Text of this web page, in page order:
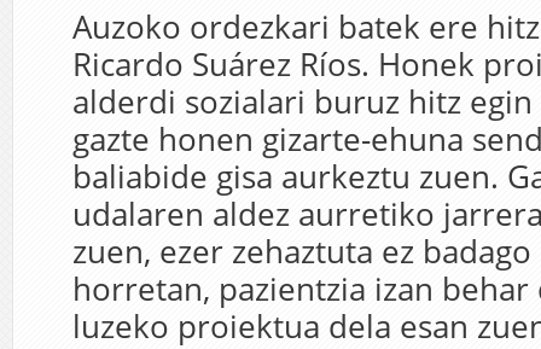
Auzoko ordezkari batek ere
Ricardo Suárez Ríos. Honek
alderdi sozialari buruz hitz egin
gazte honen gizarte-ehuna
baliabide gisa aurkeztu zuen.
udalaren aldez aurretiko
zuen, ezer zehaztuta ez
horretan, pazientzia izan behar
luzeko proiektua dela esan